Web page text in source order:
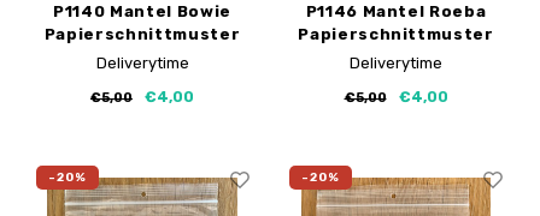
P1140 Mantel Bowie
Papierschnittmuster
Deliverytime
€5,00 €4,00
P1146 Mantel Roeba
Papierschnittmuster
Deliverytime
€5,00 €4,00
-20% -20%